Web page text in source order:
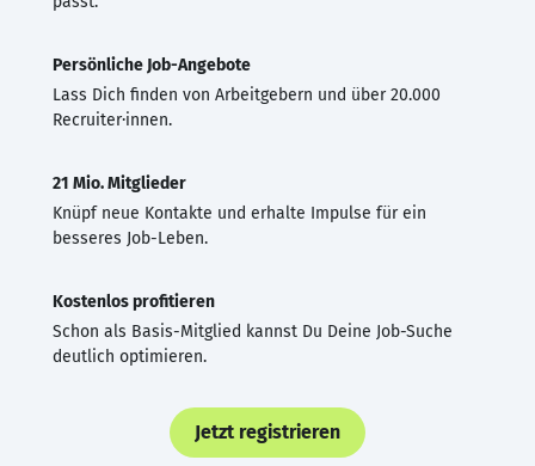
Persönliche Job-Angebote
Lass Dich finden von Arbeitgebern und über 20.000
Recruiter·innen.
21 Mio. Mitglieder
Knüpf neue Kontakte und erhalte Impulse für ein
besseres Job-Leben.
Kostenlos profitieren
Schon als Basis-Mitglied kannst Du Deine Job-Suche
deutlich optimieren.
Jetzt registrieren